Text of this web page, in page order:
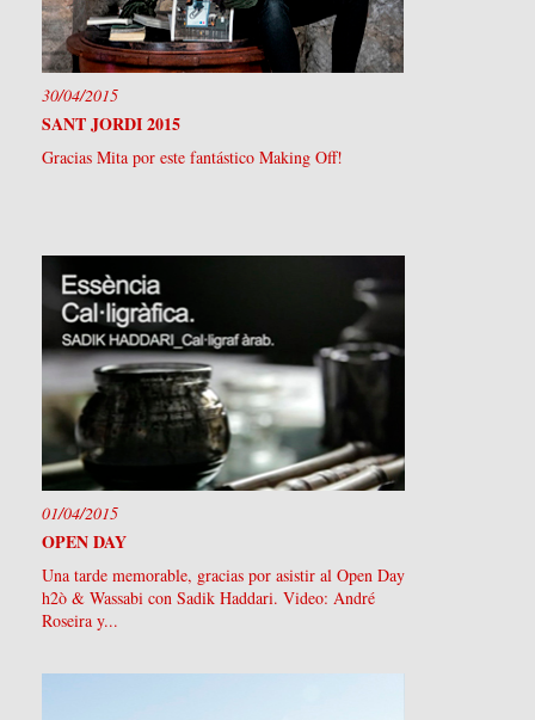
30/04/2015
SANT JORDI 2015
Gracias Mita por este fantástico Making Off!
01/04/2015
OPEN DAY
Una tarde memorable, gracias por asistir al Open Day
h2ò & Wassabi con Sadik Haddari. Video: André
Roseira y...